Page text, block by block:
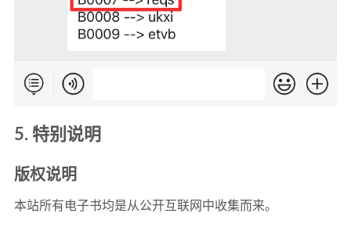
5. 特别说明
版权说明
本站所有电子书均是从公开互联网中收集而来。